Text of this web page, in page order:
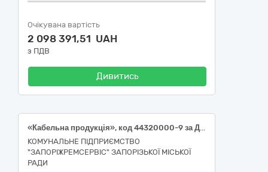
Очікувана вартість
2 098 391,51 UAH
з ПДВ
Дивитись
«Кабельна продукція», код 44320000-9 за ДК 021:2015 «Кабелі та супутня продукція»
КОМУНАЛЬНЕ ПІДПРИЄМСТВО
"ЗАПОРІЖРЕМСЕРВІС" ЗАПОРІЗЬКОЇ МІСЬКОЇ
РАДИ